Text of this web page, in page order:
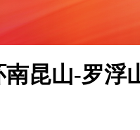
昆山-罗浮